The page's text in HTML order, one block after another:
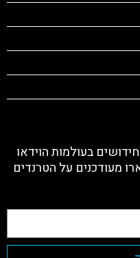
בעולמות הוידאו
מעודכנים על הטרנדים